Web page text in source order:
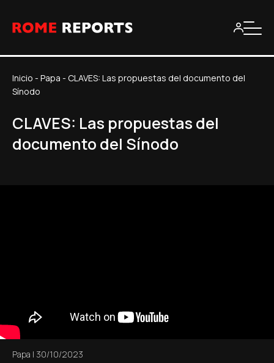
Inicio - Papa - CLAVES: Las propuestas del documento del
Sínodo
CLAVES: Las propuestas del
documento del Sínodo
Papa | 30/10/2023